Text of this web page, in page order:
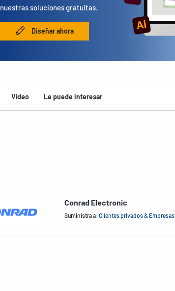
nuestras soluciones gratuitas.
Diseñar ahora
Vídeo Le puede interesar
Conrad Electronic
Suministra a: Clientes privados & Empresas